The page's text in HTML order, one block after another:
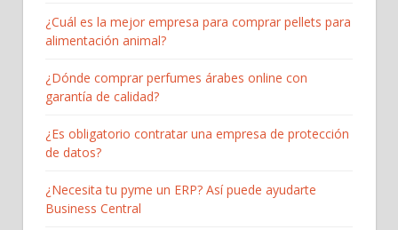
¿Cuál es la mejor empresa para comprar pellets para
alimentación animal?
¿Dónde comprar perfumes árabes online con
garantía de calidad?
¿Es obligatorio contratar una empresa de protección
de datos?
¿Necesita tu pyme un ERP? Así puede ayudarte
Business Central